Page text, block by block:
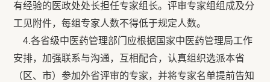
有经验的医政处处长担任专家组长。评审专家组组成及分
工见附件，每组专家人数不得低于规定人数。
4.各省级中医药管理部门应根据国家中医药管理局工作
安排，加强联系与沟通，互相配合，认真组织选派本省
（区、市）参加外省评审的专家，并将专家名单提前告知